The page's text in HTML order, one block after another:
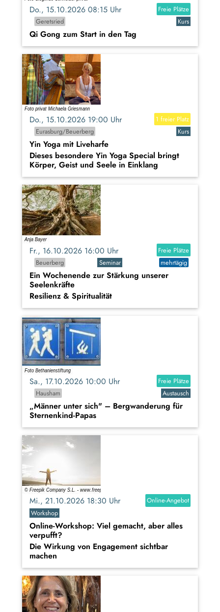
Do., 15.10.2026 08:15 Uhr
Freie Plätze
Geretsried
Kurs
Qi Gong zum Start in den Tag
Do., 15.10.2026 19:00 Uhr
1 freier Platz
Eurasburg/Beuerberg
Kurs
Yin Yoga mit Liveharfe
Dieses besondere Yin Yoga Special bringt
Körper, Geist und Seele in Einklang
Fr., 16.10.2026 16:00 Uhr
Freie Plätze
Beuerberg
Seminar mehrtägig
Ein Wochenende zur Stärkung unserer
Seelenkräfte
Resilienz & Spiritualität
Sa., 17.10.2026 10:00 Uhr
Freie Plätze
Hausham
Austausch
„Männer unter sich" – Bergwanderung für
Sternenkind-Papas
Mi., 21.10.2026 18:30 Uhr
Online-Angebot
Workshop
Online-Workshop: Viel gemacht, aber alles
verpufft?
Die Wirkung von Engagement sichtbar
machen